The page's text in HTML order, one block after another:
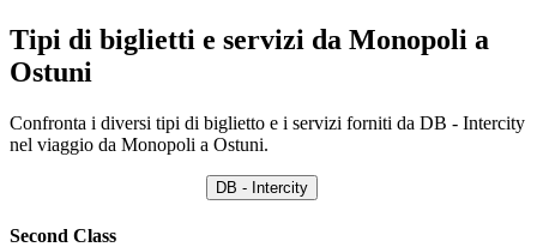
Tipi di biglietti e servizi da Monopoli a
Ostuni
Confronta i diversi tipi di biglietto e i servizi forniti da DB - Intercity
nel viaggio da Monopoli a Ostuni.
DB - Intercity
Second Class